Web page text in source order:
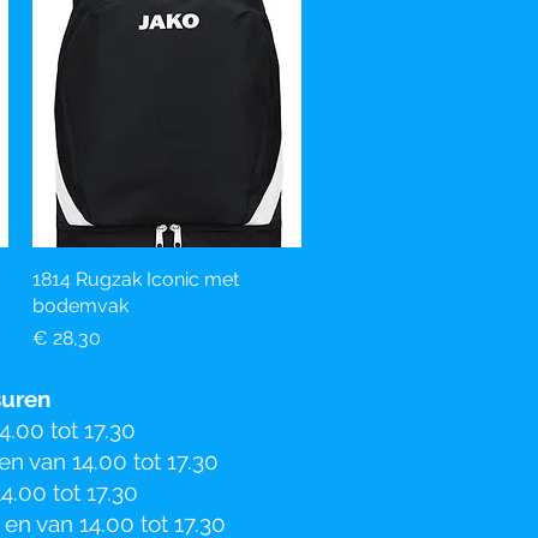
Snel overzicht
1814 Rugzak Iconic met
bodemvak
Prijs
€ 28,30
tot 17.30
van 14.00 tot 17.30
tot 17.30
van 14.00 tot 17.30